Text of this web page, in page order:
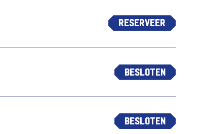
Reserveer
Besloten
Besloten